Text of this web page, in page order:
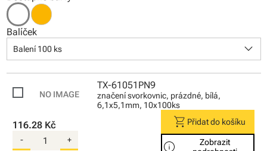
Balíček
Balení 100 ks keyboard_arrow_down
TX-61051PN9
značení svorkovnic, prázdné, bílá,
6,1x5,1mm, 10x100ks
116.28 Kč
- +
shopping_cart Přidat do košíku
info
Zobrazit